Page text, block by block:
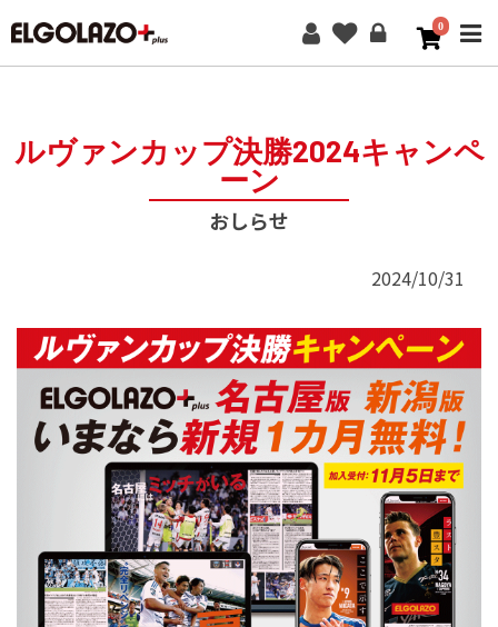
0
ルヴァンカップ決勝2024キャンペ
ーン
おしらせ
2024/10/31